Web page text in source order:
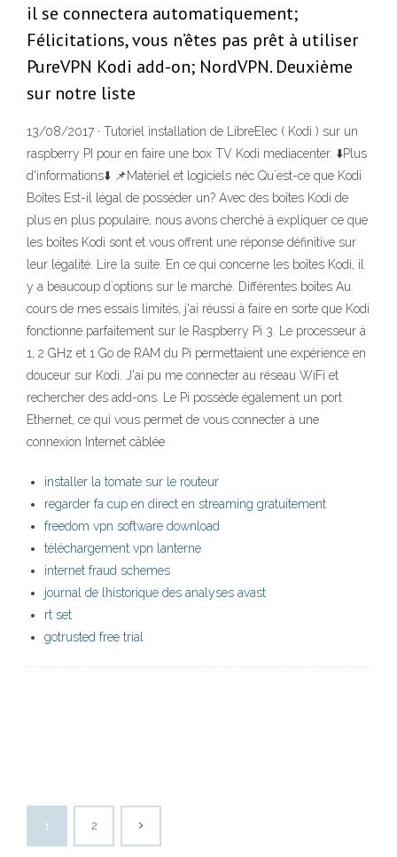
il se connectera automatiquement;
Félicitations, vous n’êtes pas prêt à utiliser
PureVPN Kodi add-on; NordVPN. Deuxième
sur notre liste
13/08/2017 · Tutoriel installation de LibreElec ( Kodi ) sur un
raspberry PI pour en faire une box TV Kodi mediacenter. ⬇️Plus
d'informations⬇️ 📌Matériel et logiciels néc Qu`est-ce que Kodi
Boîtes Est-il légal de posséder un? Avec des boîtes Kodi de
plus en plus populaire, nous avons cherché à expliquer ce que
les boîtes Kodi sont et vous offrent une réponse définitive sur
leur légalité. Lire la suite. En ce qui concerne les boîtes Kodi, il
y a beaucoup d`options sur le marché. Différentes boîtes Au
cours de mes essais limités, j'ai réussi à faire en sorte que Kodi
fonctionne parfaitement sur le Raspberry Pi 3. Le processeur à
1, 2 GHz et 1 Go de RAM du Pi permettaient une expérience en
douceur sur Kodi. J'ai pu me connecter au réseau WiFi et
rechercher des add-ons. Le Pi possède également un port
Ethernet, ce qui vous permet de vous connecter à une
connexion Internet câblée
installer la tomate sur le routeur
regarder fa cup en direct en streaming gratuitement
freedom vpn software download
téléchargement vpn lanterne
internet fraud schemes
journal de lhistorique des analyses avast
rt set
gotrusted free trial
1 2